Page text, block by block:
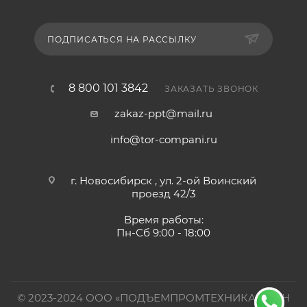
ПОДПИСАТЬСЯ НА РАССЫЛКУ
8 800 101 3842 ЗАКАЗАТЬ ЗВОНОК
zakaz-ppt@mail.ru
info@tor-compani.ru
г. Новосибирск , ул. 2-ой Воинский
проезд 42/3
Время работы:
Пн-Сб 9:00 - 18:00
© 2023-2024 ООО «ПОДЪЕМПРОМТЕХНИКА». ИНН